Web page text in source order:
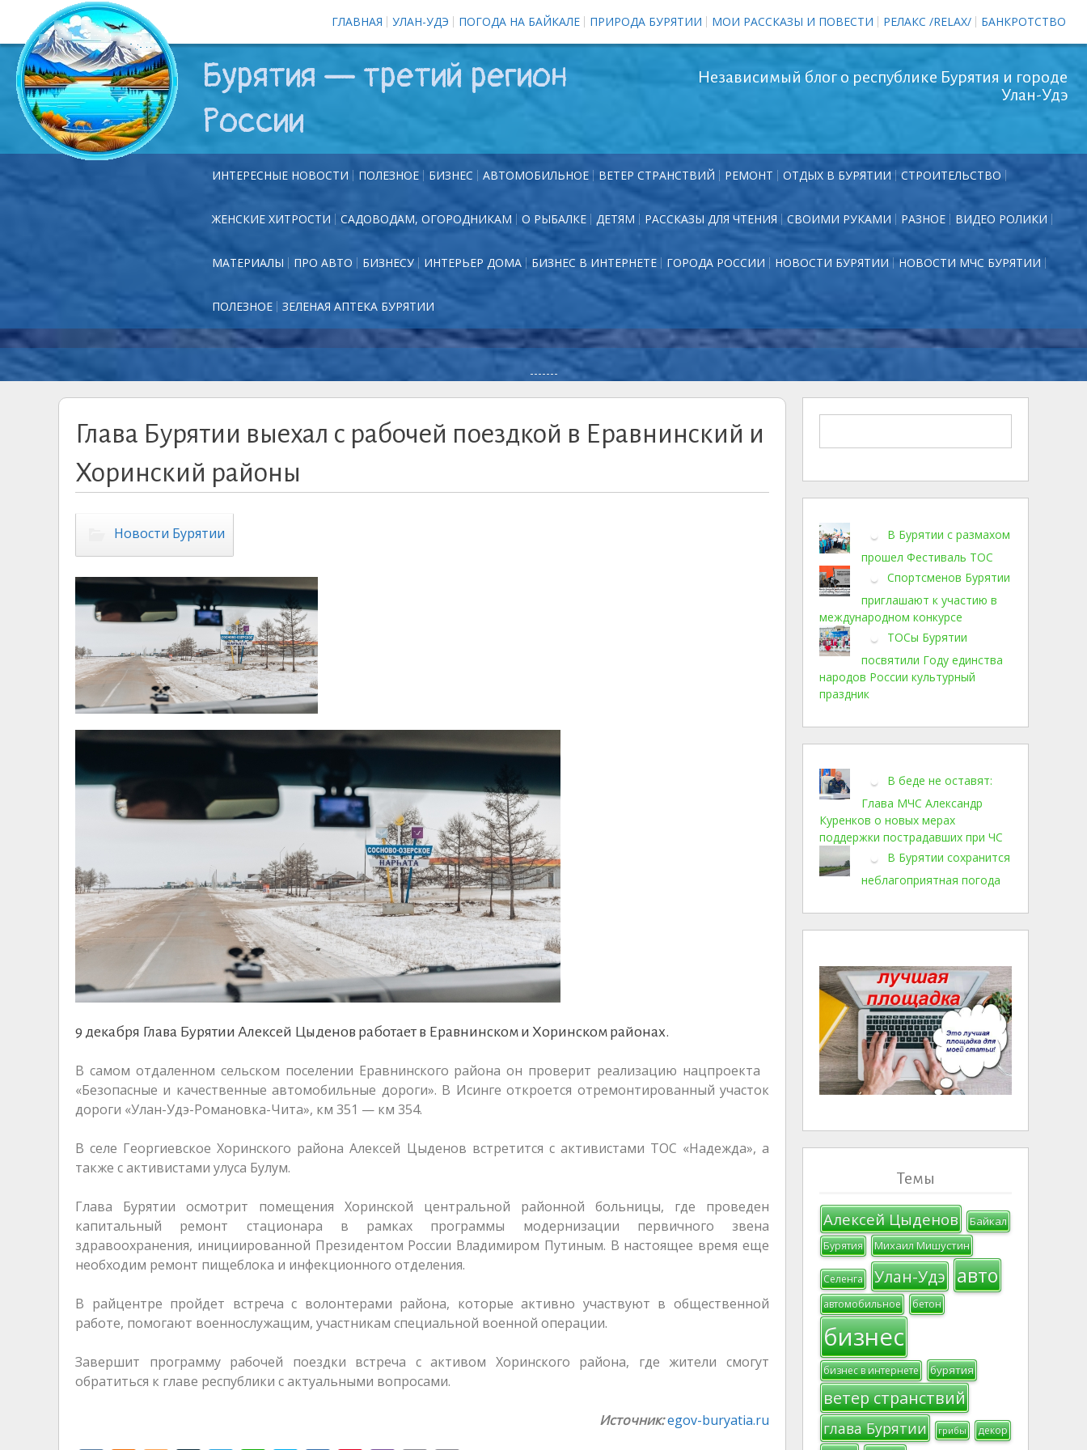
ГЛАВНАЯ УЛАН-УДЭ ПОГОДА НА БАЙКАЛЕ ПРИРОДА БУРЯТИИ МОИ РАССКАЗЫ И ПОВЕСТИ РЕЛАКС /RELAX/ БАНКРОТСТВО
Бурятия — третий регион
России
Независимый блог о республике Бурятия и городе
Улан-Удэ
ИНТЕРЕСНЫЕ НОВОСТИ ПОЛЕЗНОЕ БИЗНЕС АВТОМОБИЛЬНОЕ ВЕТЕР СТРАНСТВИЙ РЕМОНТ ОТДЫХ В БУРЯТИИ СТРОИТЕЛЬСТВО
ЖЕНСКИЕ ХИТРОСТИ САДОВОДАМ, ОГОРОДНИКАМ О РЫБАЛКЕ ДЕТЯМ РАССКАЗЫ ДЛЯ ЧТЕНИЯ СВОИМИ РУКАМИ РАЗНОЕ ВИДЕО РОЛИКИ
МАТЕРИАЛЫ ПРО АВТО БИЗНЕСУ ИНТЕРЬЕР ДОМА БИЗНЕС В ИНТЕРНЕТЕ ГОРОДА РОССИИ НОВОСТИ БУРЯТИИ НОВОСТИ МЧС БУРЯТИИ
ПОЛЕЗНОЕ ЗЕЛЕНАЯ АПТЕКА БУРЯТИИ
-------
Глава Бурятии выехал с рабочей поездкой в Еравнинский и
Хоринский районы
Новости Бурятии
9 декабря Глава Бурятии Алексей Цыденов работает в Еравнинском и Хоринском районах.
В самом отдаленном сельском поселении Еравнинского района он проверит реализацию нацпроекта
«Безопасные и качественные автомобильные дороги». В Исинге откроется отремонтированный участок
дороги «Улан-Удэ-Романовка-Чита», км 351 — км 354.
В селе Георгиевское Хоринского района Алексей Цыденов встретится с активистами ТОС «Надежда», а
также с активистами улуса Булум.
Глава Бурятии осмотрит помещения Хоринской центральной районной больницы, где проведен
капитальный ремонт стационара в рамках программы модернизации первичного звена
здравоохранения, инициированной Президентом России Владимиром Путиным. В настоящее время еще
необходим ремонт пищеблока и инфекционного отделения.
В райцентре пройдет встреча с волонтерами района, которые активно участвуют в общественной
работе, помогают военнослужащим, участникам специальной военной операции.
Завершит программу рабочей поездки встреча с активом Хоринского района, где жители смогут
обратиться к главе республики с актуальными вопросами.
Источник:egov-buryatia.ru
В Бурятии с размахом
прошел Фестиваль ТОС
Спортсменов Бурятии
приглашают к участию в
международном конкурсе
ТОСы Бурятии
посвятили Году единства
народов России культурный
праздник
В беде не оставят:
Глава МЧС Александр
Куренков о новых мерах
поддержки пострадавших при ЧС
В Бурятии сохранится
неблагоприятная погода
Темы
Алексей Цыденов Байкал
Бурятия Михаил Мишустин
Селенга Улан-Удэ авто
автомобильное бетон
бизнес
бизнес в интернете бурятия
ветер странствий
глава Бурятии грибы декор